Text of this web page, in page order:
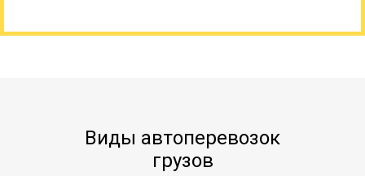
Виды автоперевозок
грузов